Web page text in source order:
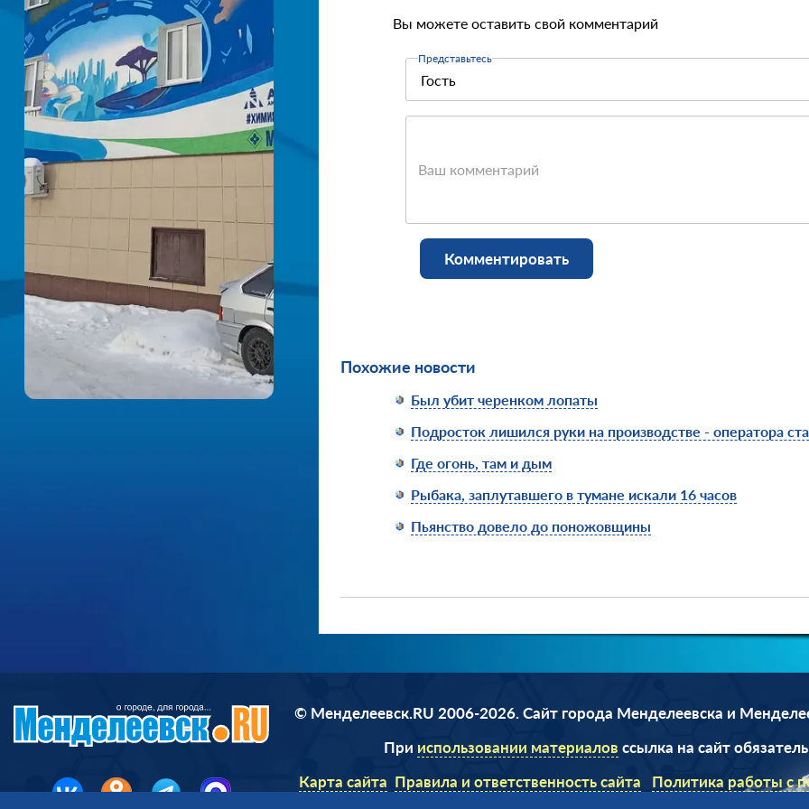
Вы можете оставить свой комментарий
Представьтесь
Ваш комментарий
Комментировать
Похожие новости
Был убит черенком лопаты
Подросток лишился руки на производстве - оператора
Где огонь, там и дым
Рыбака, заплутавшего в тумане искали 16 часов
Пьянство довело до поножовщины
© Менделеевск.RU 2006-2026. Сайт города Менделеевска и
При использовании материалов ссылка на сайт
Карта сайта Правила и ответственность сайта
Политика работы с
данными